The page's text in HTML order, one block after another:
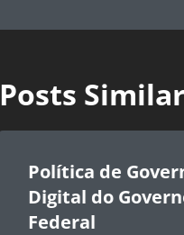
Posts
Política de
Digital do
Federal